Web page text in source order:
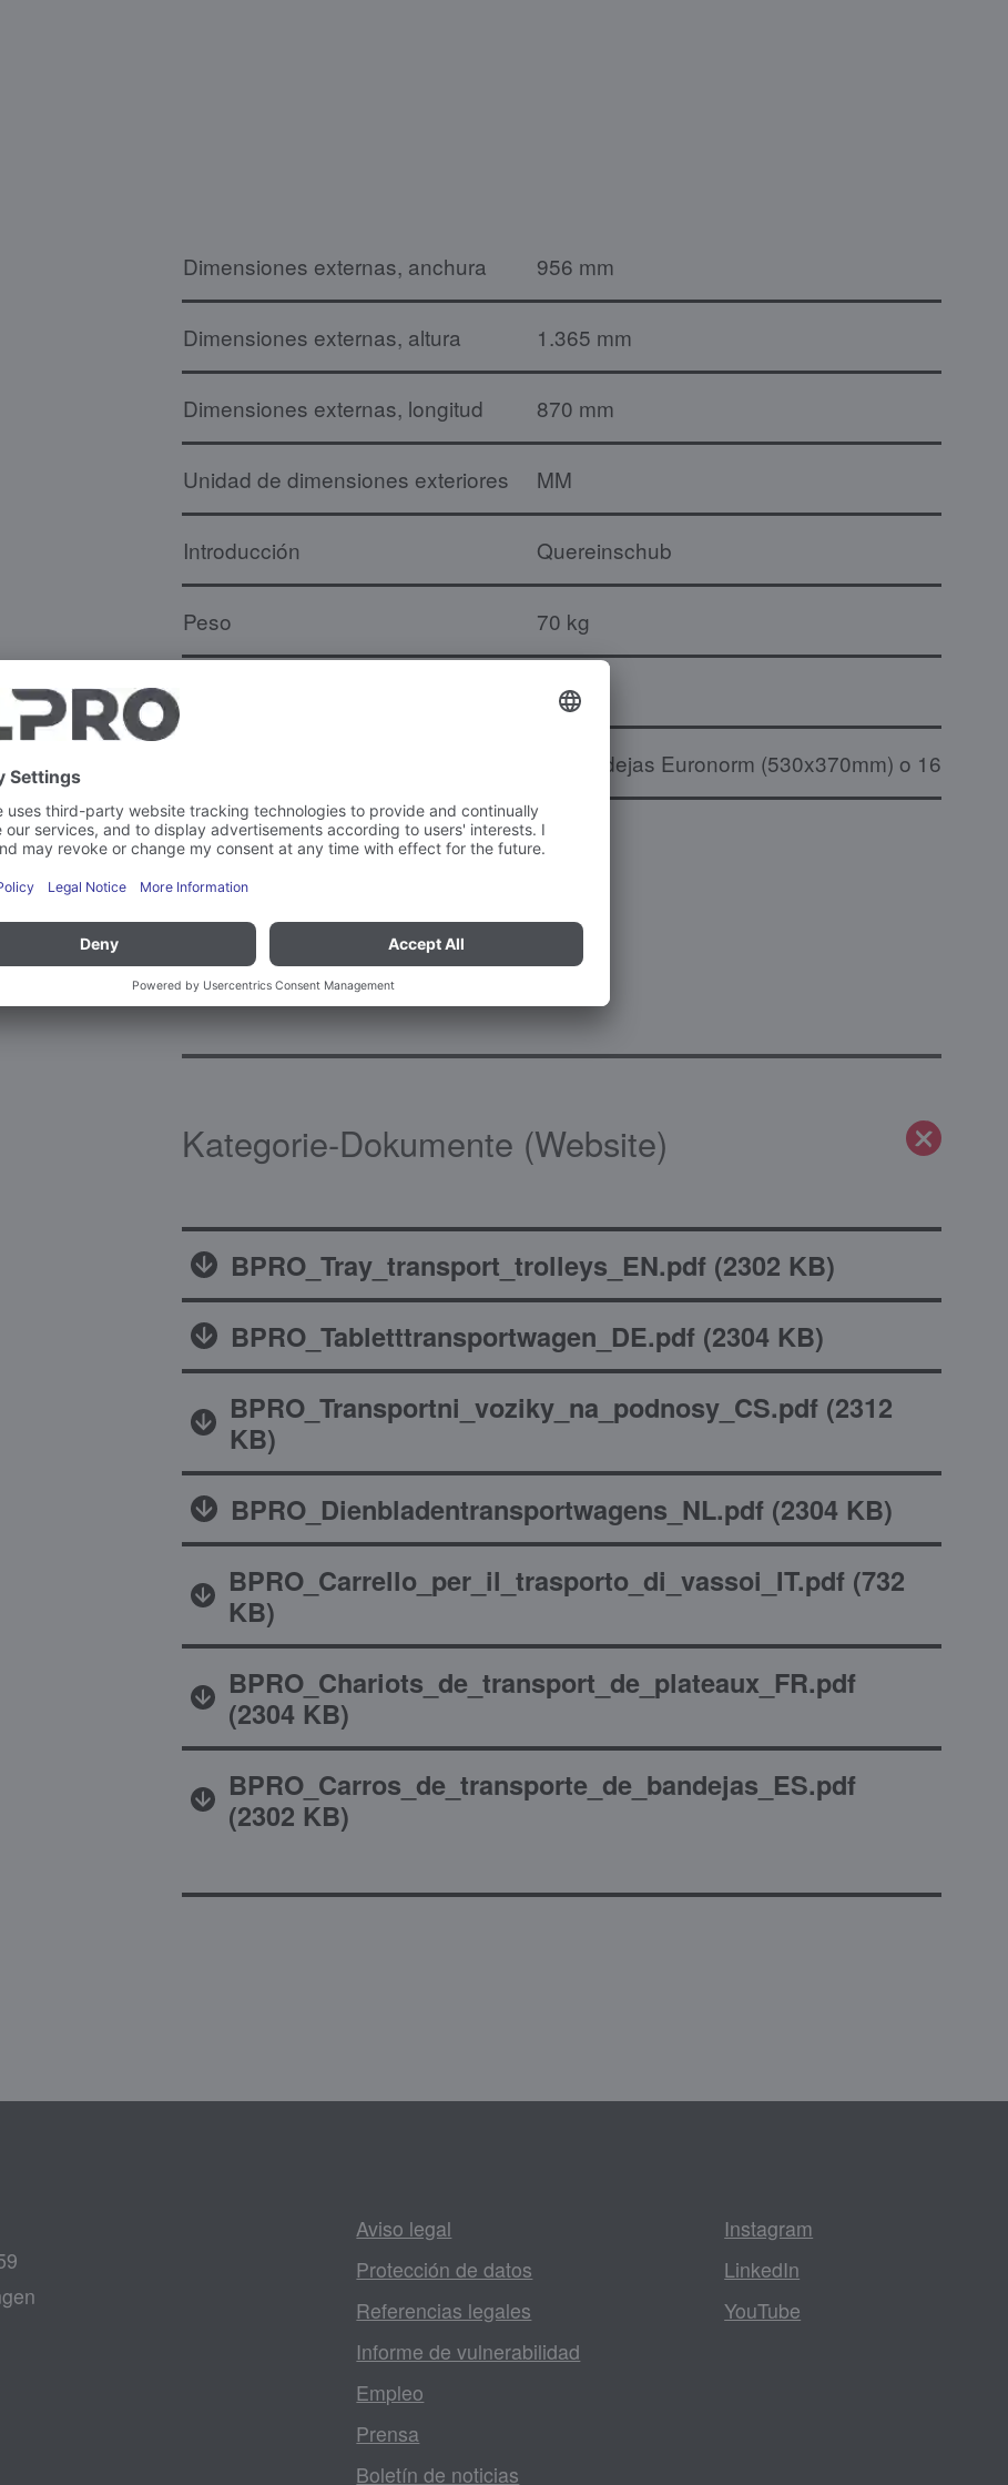
Dimensiones externas, anchura 956 mm
Dimensiones externas, altura 1.365 mm
Dimensiones externas, longitud 870 mm
Unidad de dimensiones exteriores MM
Introducción Quereinschub
Peso 70 kg
HS
16 bandejas Euronorm (530x370mm) o 16
Más
Kategorie-Dokumente (Website)
BPRO_Tray_transport_trolleys_EN.pdf(2302 KB)
BPRO_Tabletttransportwagen_DE.pdf(2304 KB)
BPRO_Transportni_voziky_na_podnosy_CS.pdf(2312
KB)
BPRO_Dienbladentransportwagens_NL.pdf(2304 KB)
BPRO_Carrello_per_il_trasporto_di_vassoi_IT.pdf (732
KB)
BPRO_Chariots_de_transport_de_plateaux_FR.pdf
(2304 KB)
BPRO_Carros_de_transporte_de_bandejas_ES.pdf
(2302 KB)
Aviso legal
Protección de datos
Referencias legales
Informe de vulnerabilidad
Empleo
Prensa
Boletín de noticias
Instagram
LinkedIn
YouTube